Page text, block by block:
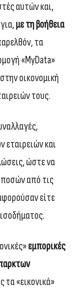
αυτών και,
με τη βοήθεια
τα
«MyData»
οικονομική
τους.
εταιρειών και
ώστε να
από τις
είτε
εμπορικές
«εικονικά»